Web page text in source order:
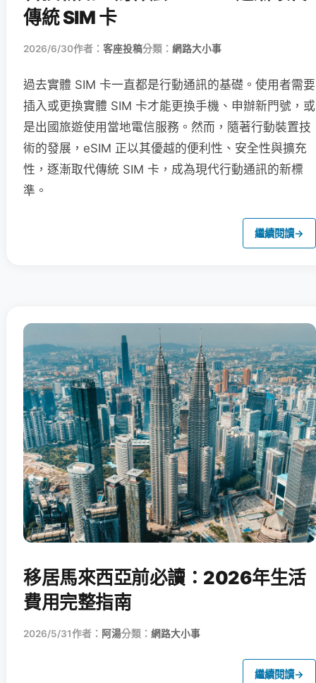
傳統 SIM 卡
2026/6/30作者： 客座投稿分類： 網路大小事
過去實體 SIM 卡一直都是行動通訊的基礎。使用者需要
插入或更換實體 SIM 卡才能更換手機、申辦新門號，或
是出國旅遊使用當地電信服務。然而，隨著行動裝置技
術的發展，eSIM 正以其優越的便利性、安全性與擴充
性，逐漸取代傳統 SIM 卡，成為現代行動通訊的新標
準。
繼續閱讀→
移居馬來西亞前必讀：2026年生活
費用完整指南
2026/5/31作者： 阿湯分類： 網路大小事
繼續閱讀→